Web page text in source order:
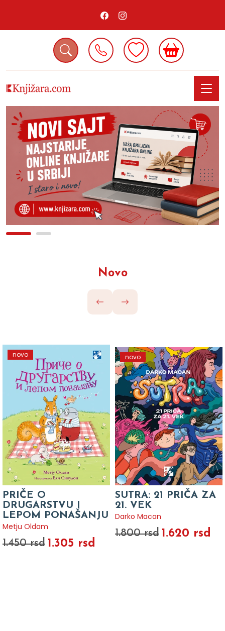
Novo
novo
PRIČE O
DRUGARSTVU I
LEPOM PONAŠANJU
Metju Oldam
1.450 rsd 1.305 rsd
novo
SUTRA: 21 PRIČA ZA
21. VEK
Darko Macan
1.800 rsd 1.620 rsd